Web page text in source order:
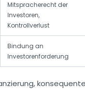
Mitspracherecht der
Investoren,
Kontrollverlust
Bindung an
Investorenforderung